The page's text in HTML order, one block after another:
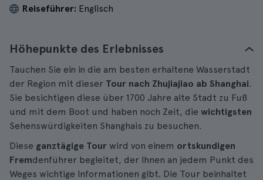
Reiseführer: Englisch
Höhepunkte des Erlebnisses
Tauchen Sie ein in die am besten erhaltene Wasserstadt
der Region mit dieser Tour nach Zhujiajiao ab Shanghai.
Sie besichtigen diese über 1700 Jahre alte Stadt zu Fuß
und mit dem Boot und haben noch Zeit, die wichtigsten
Sehenswürdigkeiten Shanghais zu besuchen.
Diese ganztägige Tour wird von einem ortskundigen
Fremdenführer begleitet, der Ihnen an jedem Punkt des
Weges wichtige Informationen gibt. Die Tour beinhaltet